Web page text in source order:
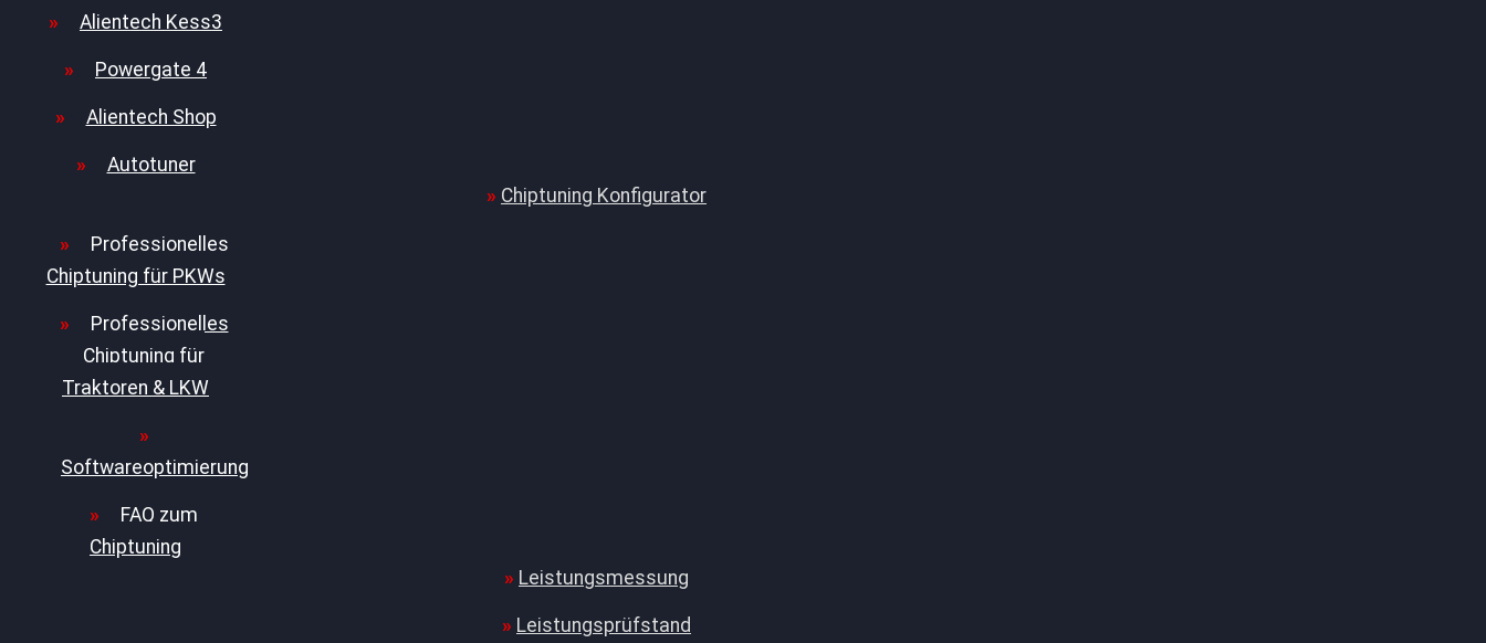
Alientech Kess3
Powergate 4
Alientech Shop
Autotuner
Chiptuning Konfigurator
Professionelles
Chiptuning für PKWs
Professionelles
Chiptuning für
Traktoren & LKW
Softwareoptimierung
FAQ zum
Chiptuning
Leistungsmessung
Leistungsprüfstand